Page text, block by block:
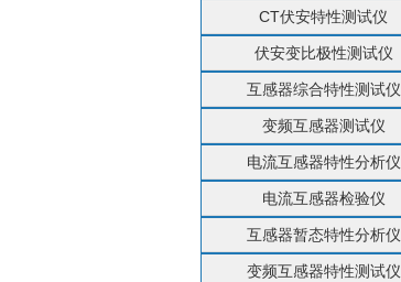
CT伏安特性测试仪
伏安变比极性测试仪
互感器综合特性测试仪
变频互感器测试仪
电流互感器特性分析仪
电流互感器检验仪
互感器暂态特性分析仪
变频互感器特性测试仪